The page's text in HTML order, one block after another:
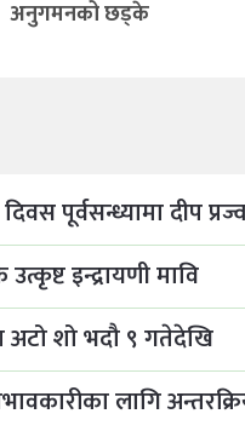
अनुगमनको छड्के
पूर्वसन्ध्यामा दीप
इन्द्रायणी मावि
अटो शो भदौ ९ गतेदेखि
लागि